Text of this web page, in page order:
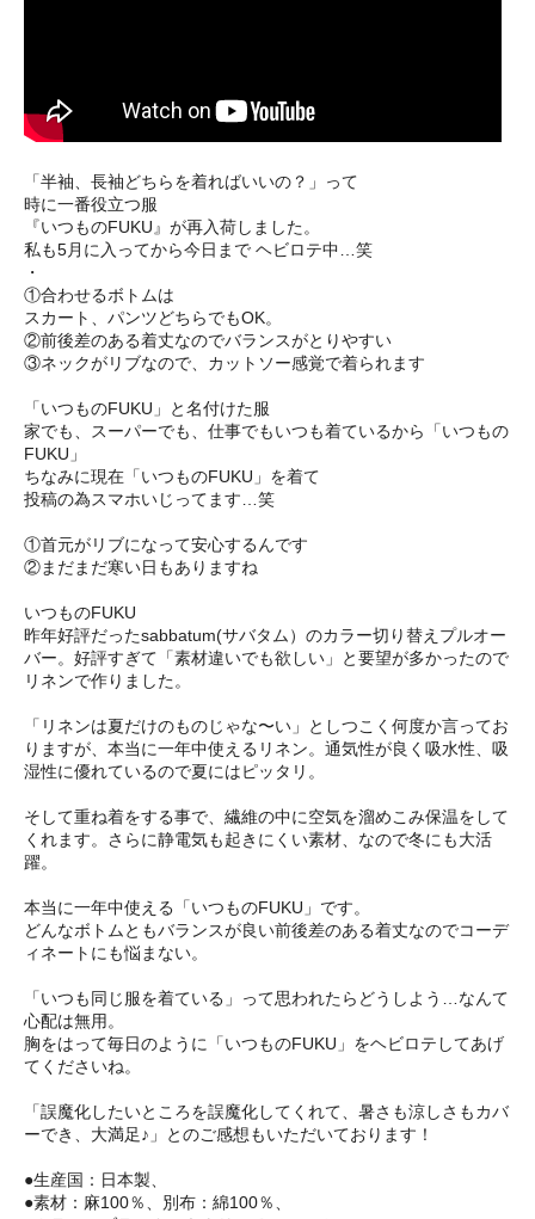
「半袖、長袖どちらを着ればいいの？」って
時に一番役立つ服
『いつものFUKU』が再入荷しました。
私も5月に入ってから今日まで ヘビロテ中…笑
・
①合わせるボトムは
スカート、パンツどちらでもOK。
②前後差のある着丈なのでバランスがとりやすい
③ネックがリブなので、カットソー感覚で着られます
「いつものFUKU」と名付けた服
家でも、スーパーでも、仕事でもいつも着ているから「いつもの
FUKU」
ちなみに現在「いつものFUKU」を着て
投稿の為スマホいじってます…笑
①首元がリブになって安心するんです
②まだまだ寒い日もありますね
いつものFUKU
昨年好評だったsabbatum(サバタム）のカラー切り替えプルオー
バー。好評すぎて「素材違いでも欲しい」と要望が多かったので
リネンで作りました。
「リネンは夏だけのものじゃな〜い」としつこく何度か言ってお
りますが、本当に一年中使えるリネン。通気性が良く吸水性、吸
湿性に優れているので夏にはピッタリ。
そして重ね着をする事で、繊維の中に空気を溜めこみ保温をして
くれます。さらに静電気も起きにくい素材、なので冬にも大活
躍。
本当に一年中使える「いつものFUKU」です。
どんなボトムともバランスが良い前後差のある着丈なのでコーデ
ィネートにも悩まない。
「いつも同じ服を着ている」って思われたらどうしよう…なんて
心配は無用。
胸をはって毎日のように「いつものFUKU」をヘビロテしてあげ
てくださいね。
「誤魔化したいところを誤魔化してくれて、暑さも涼しさもカバ
ーでき、大満足♪」とのご感想もいただいております！
●生産国：日本製、
●素材：麻100％、別布：綿100％、